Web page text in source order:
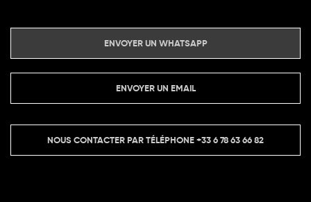
ENVOYER UN WHATSAPP
ENVOYER UN EMAIL
NOUS CONTACTER PAR TÉLÉPHONE+33 6 78 63 66 82